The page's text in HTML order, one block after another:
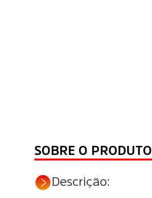
SOBRE O PRODUTO
Descrição: